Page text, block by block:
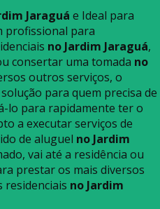
Jaraguá e Ideal para
profissional para
no Jardim Jaraguá,
consertar uma tomada no
outros serviços, o
para quem precisa de
lo para rapidamente ter o
a executar serviços de
de aluguel no Jardim
vai até a residência ou
prestar os mais diversos
residenciais no Jardim